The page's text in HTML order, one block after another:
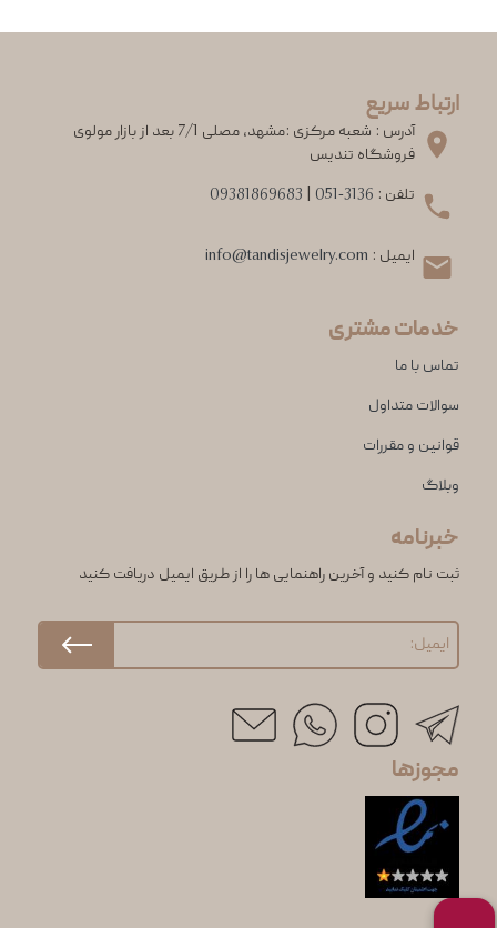
ارتباط سریع
آدرس : شعبه مرکزی :مشهد، مصلی 7/1 بعد از بازار مولوی
فروشگاه تندیس
تلفن : 051-3136
09381869683
ایمیل : info@tandisjewelry.com
خدمات مشتری
تماس با ما
سوالات متداول
قوانین و مقررات
وبلاگ
خبرنامه
ثبت نام کنید و آخرین راهنمایی ها را از طریق ایمیل دریافت کنید
مجوزها